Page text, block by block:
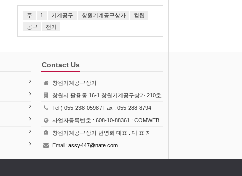
주 1 기계공구 창원기계공구상가
컴웹
공구
전기
Contact Us
창원기계공구상가
창원시 팔용동 16-1 창원기계공구상가 210호
Tel ) 055-238-0598 / Fax : 055-288-8794
사업자등록번호 : 608-10-88361 : COMWEB
창원기계공구상가 번영회 대표 : 대 표 자
Email: assy447@nate.com